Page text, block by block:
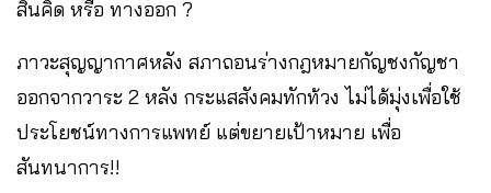
สิ้นคิด หรือ ทางออก ?
ภาวะสุญญากาศหลัง สภาถอนร่างกฎหมายกัญชงกัญชา
ออกจากวาระ 2 หลัง กระแสสังคมทักท้วง ไม่ได้มุ่งเพื่อใช้
ประโยชน์ทางการแพทย์ แต่ขยายเป้าหมาย เพื่อ
สันทนาการ!!